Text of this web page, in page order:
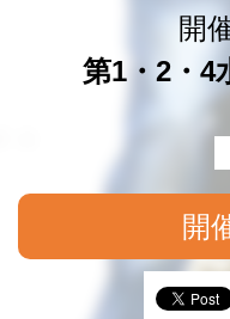
開
第1・2・4
開